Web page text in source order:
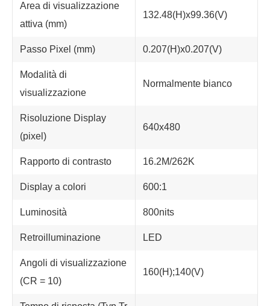
Area di visualizzazione
attiva (mm)
132.48(H)x99.36(V)
Passo Pixel (mm) 0.207(H)x0.207(V)
Modalità di
visualizzazione
Normalmente bianco
Risoluzione Display
(pixel)
640x480
Rapporto di contrasto 16.2M/262K
Display a colori 600:1
Luminosità 800nits
Retroilluminazione LED
Angoli di visualizzazione
(CR = 10)
160(H);140(V)